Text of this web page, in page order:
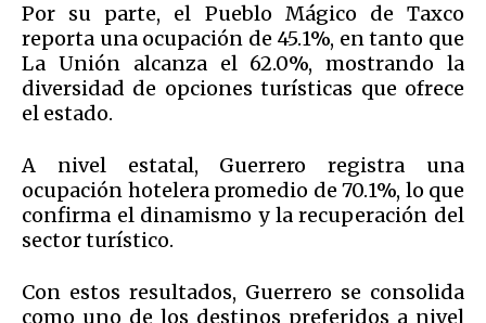
Por su parte, el Pueblo Mágico de Taxco
reporta una ocupación de 45.1%, en tanto que
La Unión alcanza el 62.0%, mostrando la
diversidad de opciones turísticas que ofrece
el estado.
A nivel estatal, Guerrero registra una
ocupación hotelera promedio de 70.1%, lo que
confirma el dinamismo y la recuperación del
sector turístico.
Con estos resultados, Guerrero se consolida
como uno de los destinos preferidos a nivel